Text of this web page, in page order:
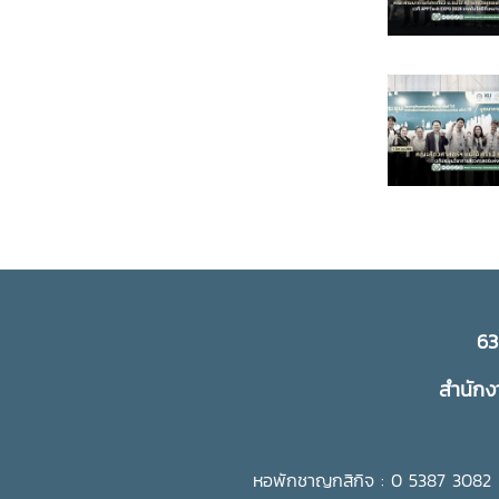
สำนัก
หอพักชาญกสิกิจ : 0 5387